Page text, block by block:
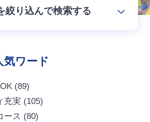
絞り込んで検索する
気ワード
(89)
充実 (105)
ース (80)